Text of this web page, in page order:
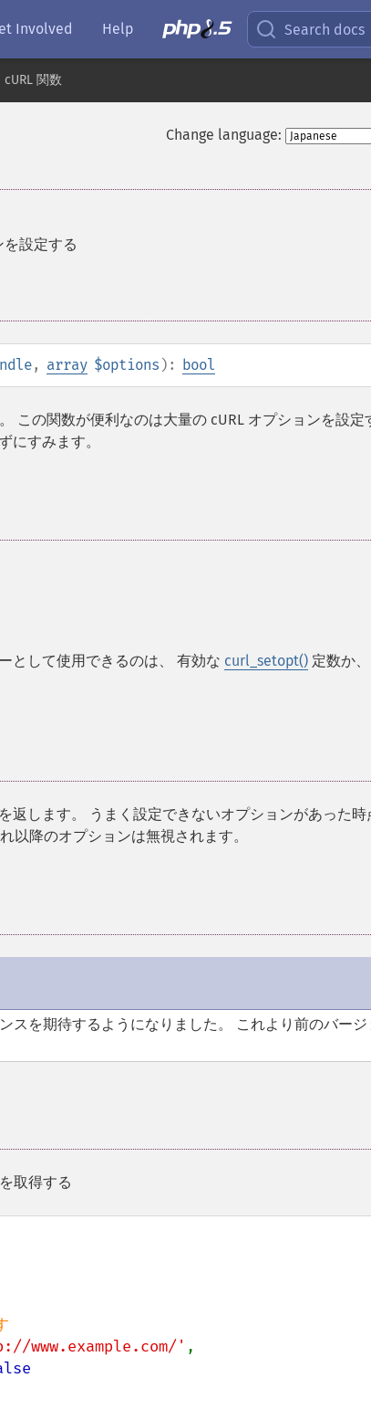
Involved Help Search docs
cURL 関数
Change language:
を設定する
, array $options ): bool
この関数が便利なのは大量の cURL オプションを設定
にすみます。
として使用できるのは、 有効な curl_setopt() 定数か、
を返します。 うまく設定できないオプションがあった時
以降のオプションは無視されます。
スを期待するようになりました。 これより前のバージ
取得する
www.example.com/' ,